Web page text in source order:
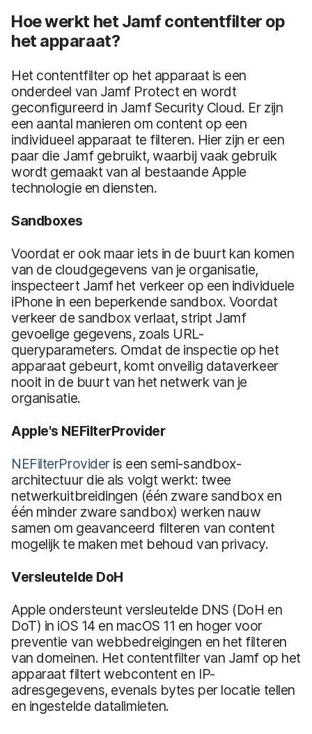
Hoe werkt het Jamf contentfilter op
het apparaat?
Het contentfilter op het apparaat is een
onderdeel van Jamf Protect en wordt
geconfigureerd in Jamf Security Cloud. Er zijn
een aantal manieren om content op een
individueel apparaat te filteren. Hier zijn er een
paar die Jamf gebruikt, waarbij vaak gebruik
wordt gemaakt van al bestaande Apple
technologie en diensten.
Sandboxes
Voordat er ook maar iets in de buurt kan komen
van de cloudgegevens van je organisatie,
inspecteert Jamf het verkeer op een individuele
iPhone in een beperkende sandbox. Voordat
verkeer de sandbox verlaat, stript Jamf
gevoelige gegevens, zoals URL-
queryparameters. Omdat de inspectie op het
apparaat gebeurt, komt onveilig dataverkeer
nooit in de buurt van het netwerk van je
organisatie.
Apple's NEFilterProvider
NEFilterProvideris een semi-sandbox-
architectuur die als volgt werkt: twee
netwerkuitbreidingen (één zware sandbox en
één minder zware sandbox) werken nauw
samen om geavanceerd filteren van content
mogelijk te maken met behoud van privacy.
Versleutelde DoH
Apple ondersteunt versleutelde DNS (DoH en
DoT) in iOS 14 en macOS 11 en hoger voor
preventie van webbedreigingen en het filteren
van domeinen. Het contentfilter van Jamf op het
apparaat filtert webcontent en IP-
adresgegevens, evenals bytes per locatie tellen
en ingestelde datalimieten.